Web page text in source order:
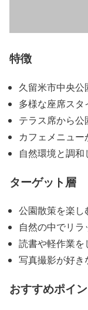
特徴
久留米市中央
多様な座席ス
テラス席から
カフェメニュ
自然環境と調
ターゲット層
公園散策を楽し
自然の中でリ
読書や軽作業を
写真撮影が好き
おすすめポイ